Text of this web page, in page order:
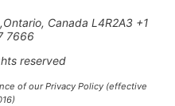
Canada L4R2A3 +1
7666
reserved
of our Privacy Policy (effective